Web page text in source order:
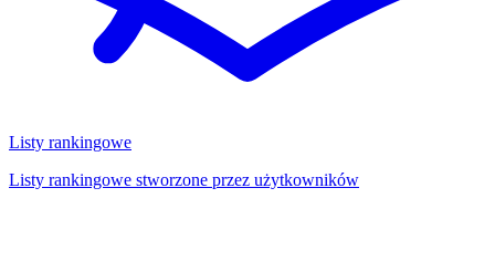
Listy rankingowe
Listy rankingowe stworzone przez użytkowników